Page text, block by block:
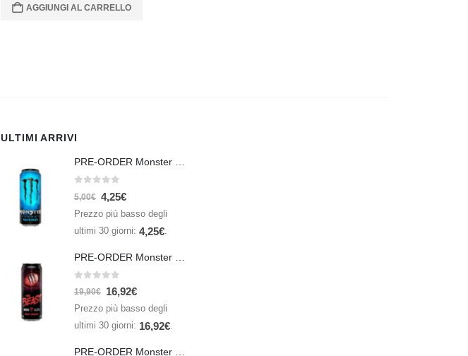
AGGIUNGI AL CARRELLO
ULTIMI ARRIVI
PRE-ORDER Monster Energy Nitro Blue Flash PL 500 ml IN ARRIVO IL 21 SETTEMBRE
5,00€ 4,25€
Prezzo più basso degli
ultimi 30 giorni: 4,25€
19,90€ 16,92€
Prezzo più basso degli
ultimi 30 giorni: 16,92€